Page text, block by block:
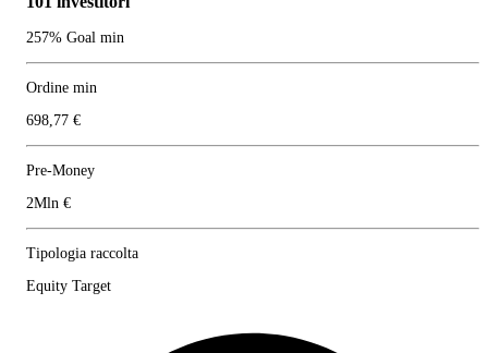
257% Goal min
Ordine min
698,77 €
Pre-Money
2Mln €
Tipologia raccolta
Equity Target